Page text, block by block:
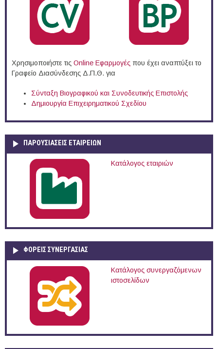
Χρησιμοποιήστε τις Online Eφαρμογές που έχει αναπτύξει το
Γραφείο Διασύνδεσης Δ.Π.Θ. για
Σύνταξη Βιογραφικού και Συνοδευτικής Επιστολής
Δημιουργία Επιχειρηματικού Σχεδίου
ΠΑΡΟΥΣΙΆΣΕΙΣ ΕΤΑΙΡΕΙΏΝ
Κατάλογος εταιριών
ΦΟΡΕΙΣ ΣΥΝΕΡΓΑΣΙΑΣ
Κατάλογος συνεργαζόμενων
ιστοσελίδων